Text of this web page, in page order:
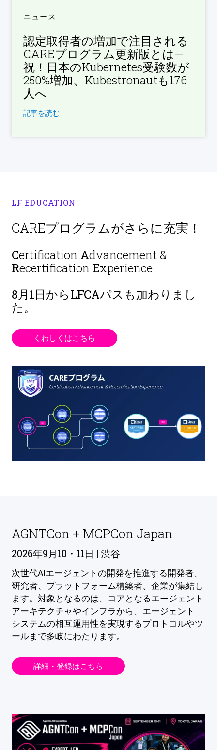
ニュース
認定取得者の増加で注目される
CAREプログラム更新版とは—
祝！日本のKubernetes受験数が
250%増加、Kubestronautも176
人へ
記事を読む
LF EDUCATION
CAREプログラムがさらに充実！
Certification Advancement &
Recertification Experience
8月1日からLFCAパスも加わりまし
た。
くわしくはこちら
AGNTCon + MCPCon Japan
2026年9月10・11日 | 渋谷
次世代AIエージェントの開発を推進する開発者、
研究者、プラットフォーム構築者、企業が集結し
ます。対象となるのは、コアとなるエージェント
アーキテクチャやインフラから、エージェント
システムの相互運用性を実現するプロトコルやツ
ールまで多岐にわたります。
詳細・登録はこちら